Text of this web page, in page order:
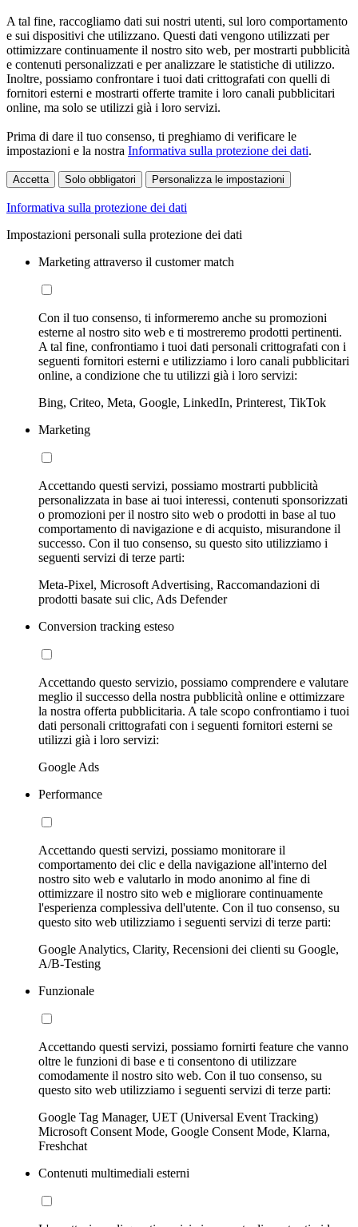
A tal fine, raccogliamo dati sui nostri utenti, sul loro comportamento
e sui dispositivi che utilizzano. Questi dati vengono utilizzati per
ottimizzare continuamente il nostro sito web, per mostrarti pubblicità
e contenuti personalizzati e per analizzare le statistiche di utilizzo.
Inoltre, possiamo confrontare i tuoi dati crittografati con quelli di
fornitori esterni e mostrarti offerte tramite i loro canali pubblicitari
online, ma solo se utilizzi già i loro servizi.
Prima di dare il tuo consenso, ti preghiamo di verificare le
impostazioni e la nostra Informativa sulla protezione dei dati.
Accetta Solo obbligatori Personalizza le impostazioni
Informativa sulla protezione dei dati
Impostazioni personali sulla protezione dei dati
Marketing attraverso il customer match
Con il tuo consenso, ti informeremo anche su promozioni
esterne al nostro sito web e ti mostreremo prodotti pertinenti.
A tal fine, confrontiamo i tuoi dati personali crittografati con i
seguenti fornitori esterni e utilizziamo i loro canali pubblicitari
online, a condizione che tu utilizzi già i loro servizi:
Bing, Criteo, Meta, Google, LinkedIn, Printerest, TikTok
Marketing
Accettando questi servizi, possiamo mostrarti pubblicità
personalizzata in base ai tuoi interessi, contenuti sponsorizzati
o promozioni per il nostro sito web o prodotti in base al tuo
comportamento di navigazione e di acquisto, misurandone il
successo. Con il tuo consenso, su questo sito utilizziamo i
seguenti servizi di terze parti:
Meta-Pixel, Microsoft Advertising, Raccomandazioni di
prodotti basate sui clic, Ads Defender
Conversion tracking esteso
Accettando questo servizio, possiamo comprendere e valutare
meglio il successo della nostra pubblicità online e ottimizzare
la nostra offerta pubblicitaria. A tale scopo confrontiamo i tuoi
dati personali crittografati con i seguenti fornitori esterni se
utilizzi già i loro servizi:
Google Ads
Performance
Accettando questi servizi, possiamo monitorare il
comportamento dei clic e della navigazione all'interno del
nostro sito web e valutarlo in modo anonimo al fine di
ottimizzare il nostro sito web e migliorare continuamente
l'esperienza complessiva dell'utente. Con il tuo consenso, su
questo sito web utilizziamo i seguenti servizi di terze parti:
Google Analytics, Clarity, Recensioni dei clienti su Google,
A/B-Testing
Funzionale
Accettando questi servizi, possiamo fornirti feature che vanno
oltre le funzioni di base e ti consentono di utilizzare
comodamente il nostro sito web. Con il tuo consenso, su
questo sito web utilizziamo i seguenti servizi di terze parti:
Google Tag Manager, UET (Universal Event Tracking)
Microsoft Consent Mode, Google Consent Mode, Klarna,
Freshchat
Contenuti multimediali esterni